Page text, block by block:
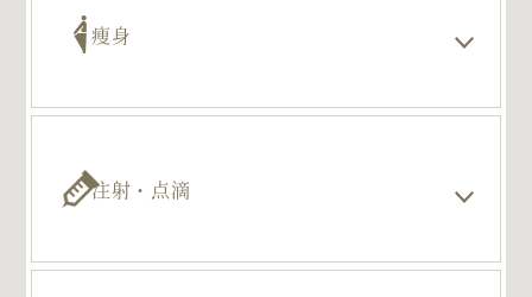
痩身
注射・点滴